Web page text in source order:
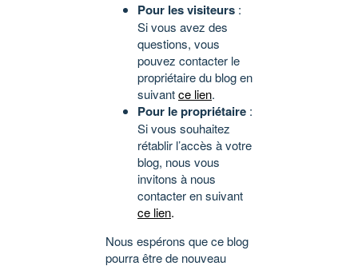
Pour les visiteurs :
Si vous avez des
questions, vous
pouvez contacter le
propriétaire du blog en
suivantce lien.
Pour le propriétaire :
Si vous souhaitez
rétablir l’accès à votre
blog, nous vous
invitons à nous
contacter en suivant
ce lien.
Nous espérons que ce blog
pourra être de nouveau